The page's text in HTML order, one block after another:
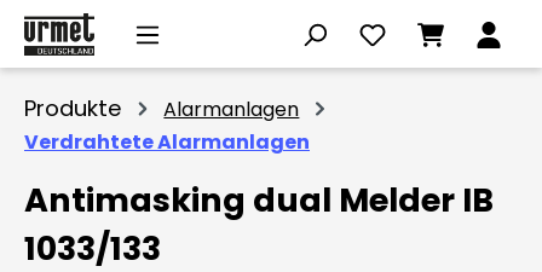
Zum Hauptinhalt springen
Produkte
Alarmanlagen
Verdrahtete Alarmanlagen
Antimasking dual Melder IB
1033/133